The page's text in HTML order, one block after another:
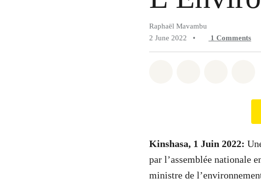
Raphaël Mavambu
2 June 2022
• 1 Comments
Kinshasa, 1 Juin 2022:
par l’assemblée nationale
ministre de